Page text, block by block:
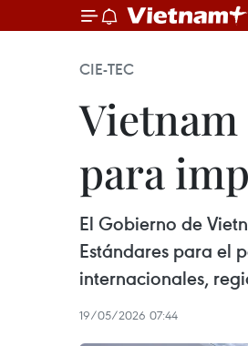
CIE-TEC
Vietnam
para
El Gobierno de
Estándares para el
internacionales,
19/05/2026 07:44